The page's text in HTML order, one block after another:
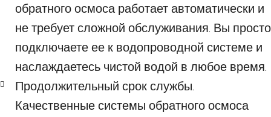
обратного осмоса работает автоматически и
не требует сложной обслуживания. Вы просто
подключаете ее к водопроводной системе и
наслаждаетесь чистой водой в любое время.
Продолжительный срок службы.
Качественные системы обратного осмоса